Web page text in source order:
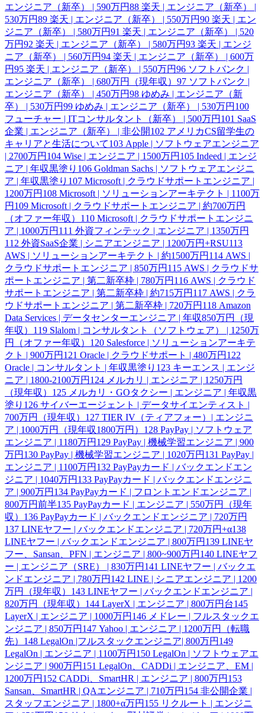
エンジニア（新卒） | 590万円88 楽天 | エンジニア（新卒） |
530万円89 楽天 | エンジニア（新卒） | 550万円90 楽天 | エン
ジニア（新卒） | 580万円91 楽天 | エンジニア（新卒） | 520
万円92 楽天 | エンジニア（新卒） | 580万円93 楽天 | エンジ
ニア（新卒） | 560万円94 楽天 | エンジニア（新卒） | 600万
円95 楽天 | エンジニア（新卒） | 550万円96 ソフトバンク |
エンジニア（新卒） | 680万円（現年収） 97 ソフトバンク |
エンジニア（新卒） | 450万円98 ゆめみ | エンジニア（新
卒） | 530万円99 ゆめみ | エンジニア（新卒） | 530万円 100
フューチャー | ITコンサルタント（新卒） | 500万円 101 SaaS
企業 | エンジニア（新卒） | 非公開102 アメリカCS留学生の
キャリアと生活について103 Apple | ソフトウェアエンジニア
| 2700万円 104 Wise | エンジニア | 1500万円 105 Indeed | エンジ
ニア | 年収黒塗り 106 Goldman Sachs | ソフトウェアエンジニ
ア | 年収黒塗り 107 Microsoft | クラウドサポートエンジニア |
1200万円 108 Microsoft | ソリューションアーキテクト | 1100万
円 109 Microsoft | クラウドサポートエンジニア | 約700万円
（オファー年収） 110 Microsoft | クラウドサポートエンジニ
ア | 1000万円 111 外資フィンテック | エンジニア | 1350万円
112 外資SaaS企業 | シニアエンジニア | 1200万円+RSU113
AWS | ソリューションアーキテクト | 約1500万円 114 AWS |
クラウドサポートエンジニア | 850万円 115 AWS | クラウドサ
ポートエンジニア | 第二新卒枠 | 780万円 116 AWS | クラウド
サポートエンジニア | 第二新卒枠 | 約715万円 117 AWS | クラ
ウドサポートエンジニア | 第二新卒枠 | 720万円 118 Amazon
Data Services | データセンターエンジニア | 年収850万円（現
年収） 119 Slalom | コンサルタント（ソフトウェア） | 1250万
円（オファー年収） 120 Salesforce | ソリューションアーキテ
クト | 900万円 121 Oracle | クラウドサポート | 480万円 122
Oracle | コンサルタント | 年収黒塗り 123 キーエンス | エンジ
ニア | 1800-2100万円 124 メルカリ | エンジニア | 1250万円
（現年収） 125 メルカリ・GOタクシー | エンジニア | 年収黒
塗り 126 サイバーエージェント | データサイエンティスト |
700万円（現年収） 127 TIER IV（ティアフォー）| エンジニ
ア | 1000万円（現年収1800万円） 128 PayPay | ソフトウェア
エンジニア | 1180万円 129 PayPay | 機械学習エンジニア | 900
万円 130 PayPay | 機械学習エンジニア | 1020万円 131 PayPay |
エンジニア | 1100万円 132 PayPayカード | バックエンドエン
ジニア | 1040万円 133 PayPayカード | バックエンドエンジニ
ア | 900万円 134 PayPayカード | フロントエンドエンジニア |
800万円前半135 PayPayカード | エンジニア | 550万円（現年
収） 136 PayPayカード | バックエンドエンジニア | 720万円
137 LINEヤフー | バックエンドエンジニア | 720万円+α138
LINEヤフー | バックエンドエンジニア | 800万円 139 LINEヤ
フー、Sansan、PFN | エンジニア | 800~900万円 140 LINEヤフ
ー | エンジニア（SRE） | 830万円 141 LINEヤフー | バックエ
ンドエンジニア | 780万円 142 LINE | シニアエンジニア | 1200
万円（現年収） 143 LINEヤフー | バックエンドエンジニア |
820万円（現年収） 144 LayerX | エンジニア | 800万円台145
LayerX | エンジニア | 1000万円 146 メドレー | フルスタックエ
ンジニア | 850万円 147 Yahoo | エンジニア | 1200万円（転職
先） 148 LegalOn |フルスタックエンジニア| 800万円 149
LegalOn | エンジニア | 1100万円 150 LegalOn | ソフトウェアエ
ンジニア | 900万円 151 LegalOn、CADDi | エンジニア、EM |
1200万円 152 CADDi、SmartHR | エンジニア | 800万円 153
Sansan、SmartHR | QAエンジニア | 710万円 154 非公開企業 |
スタッフエンジニア | 1800+α万円 155 リクルート | エンジニ